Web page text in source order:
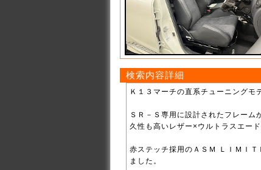
検索内容詳細
Ｋ１３マーチの直系チューニングモ
ＳＲ－Ｓ専用に設計されたフレー
久性も高いレザー×ウルトラスエー
赤ステッチ採用のＡＳＭ ＬＩＭＩ
ました。